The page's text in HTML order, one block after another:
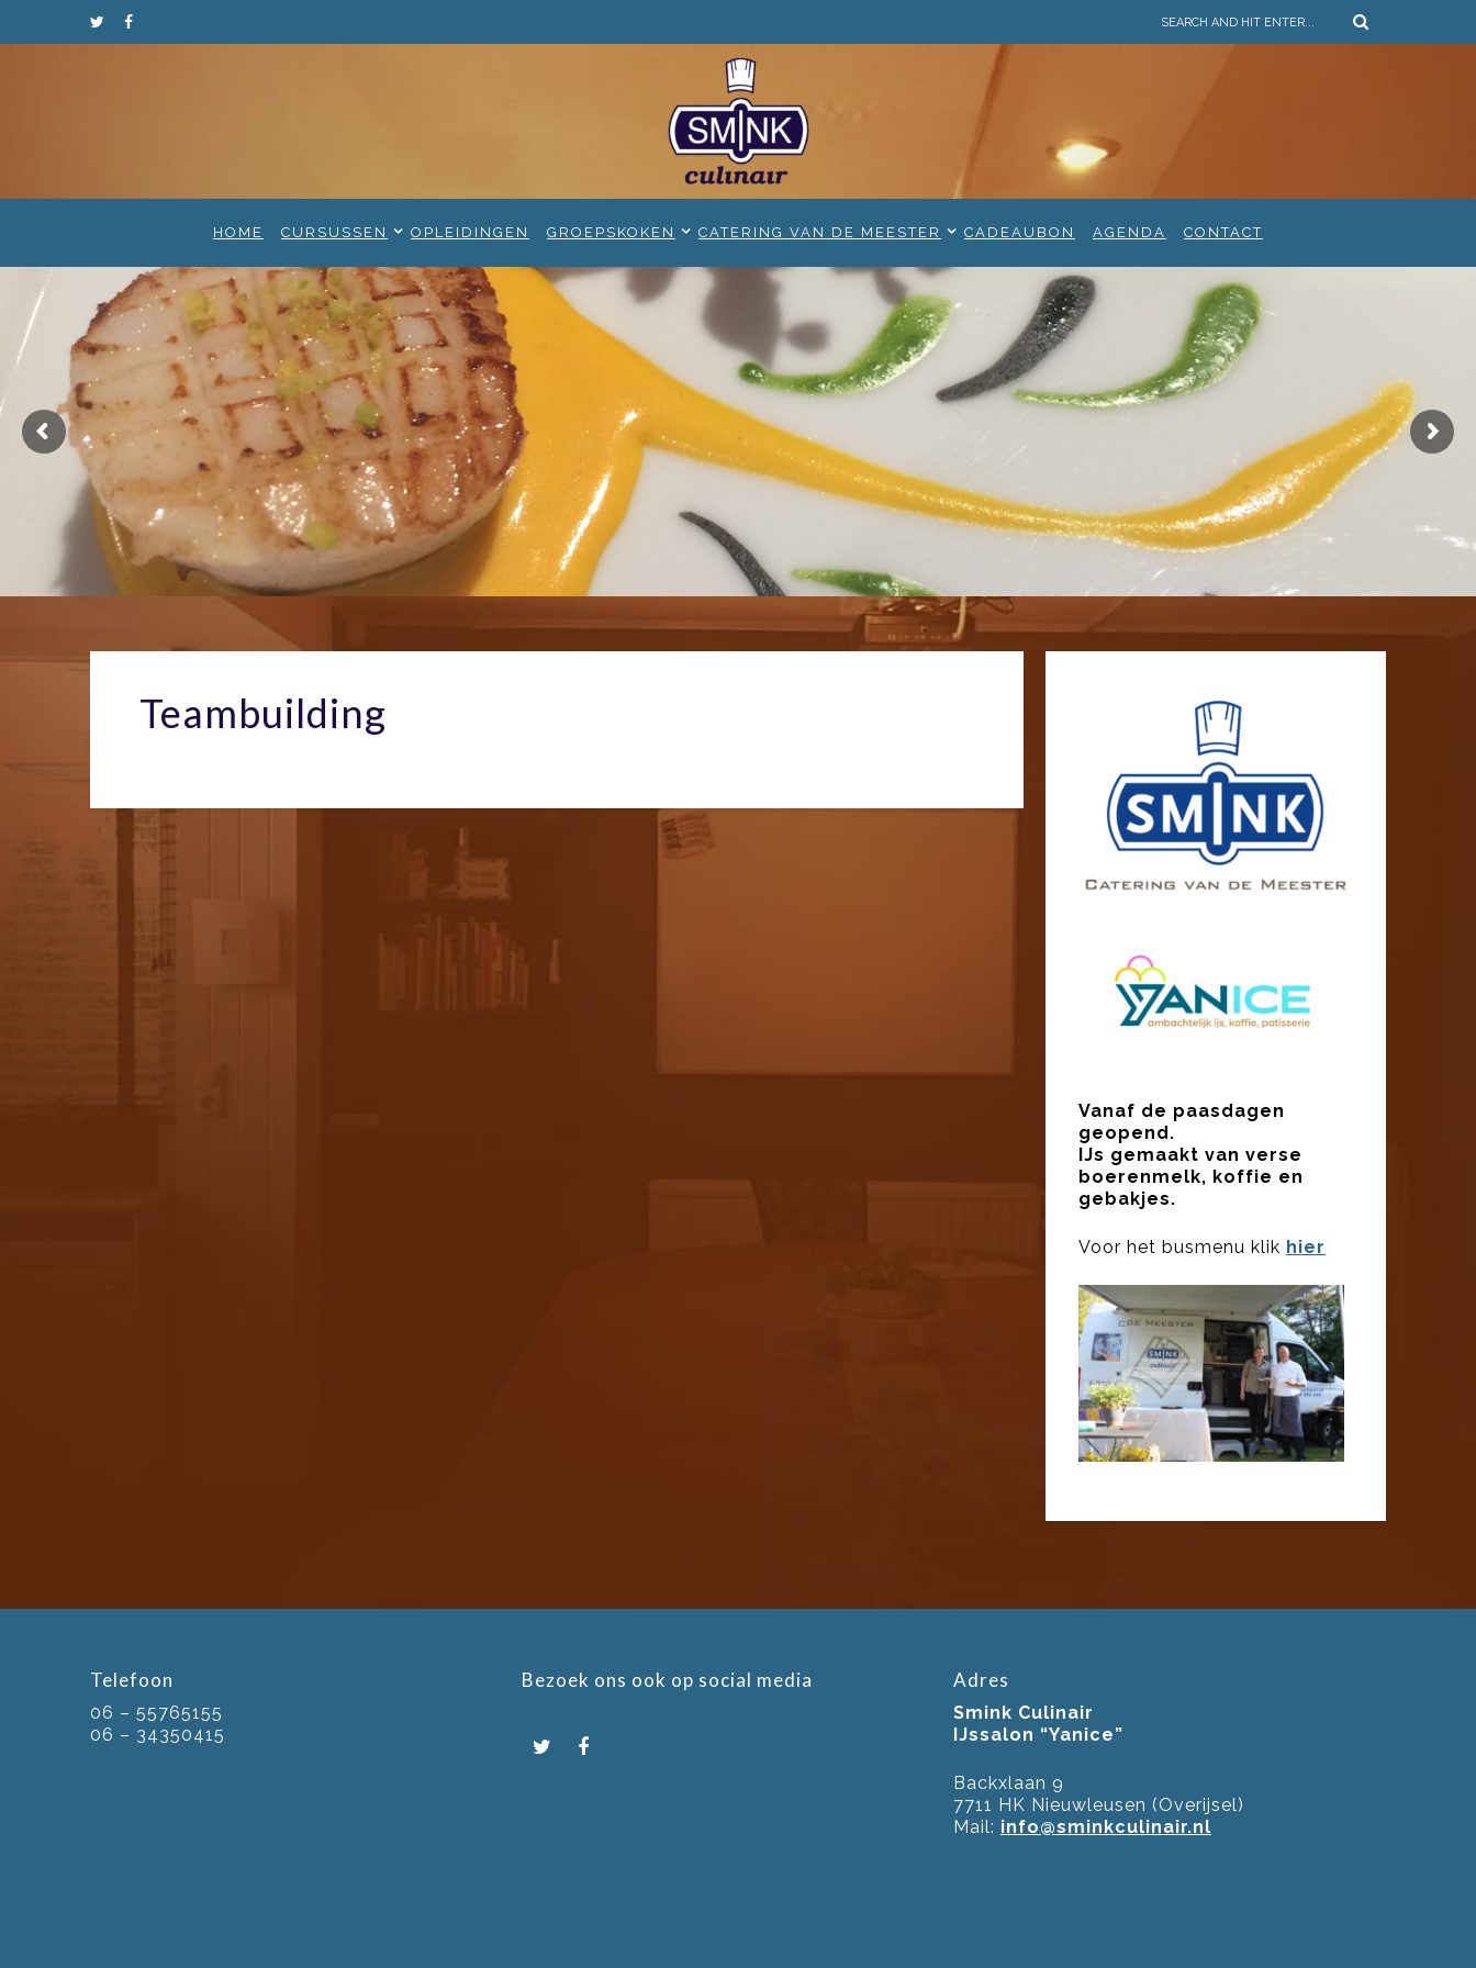
HOME CURSUSSEN OPLEIDINGEN GROEPSKOKEN CATERING VAN DE MEESTER CADEAUBON AGENDA CONTACT
Teambuilding
Vanaf de paasdagen
geopend.
IJs gemaakt van verse
boerenmelk, koffie en
gebakjes.
Voor het busmenu klik hier
Telefoon
06 – 55765155
06 – 34350415
Bezoek ons ook op social media Adres
Smink Culinair
IJssalon “Yanice”
Backxlaan 9
7711 HK Nieuwleusen (Overijsel)
Mail: info@sminkculinair.nl